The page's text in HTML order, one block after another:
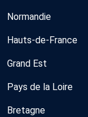
Normandie
Hauts-de-France
Grand Est
Pays de la Loire
Bretagne